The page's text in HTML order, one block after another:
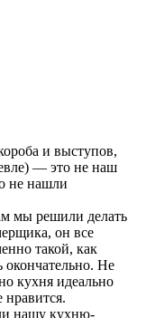
и выступов,
— это не наш
не нашли
мы решили делать
он все
такой, как
окончательно. Не
кухня идеально
нравится.
нашу кухню-